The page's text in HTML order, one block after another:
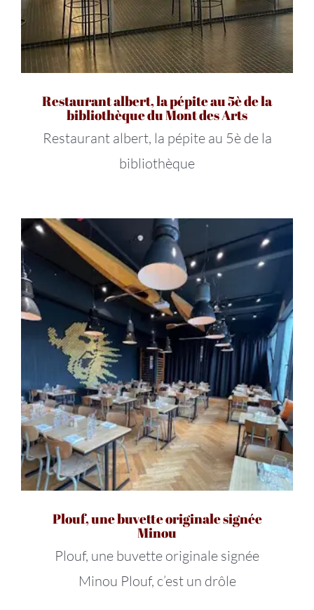
Restaurant albert, la pépite au 5è de la
bibliothèque du Mont des Arts
Restaurant albert, la pépite au 5è de la
bibliothèque
Plouf, une buvette originale signée
Minou
Plouf, une buvette originale signée
Minou Plouf, c’est un drôle